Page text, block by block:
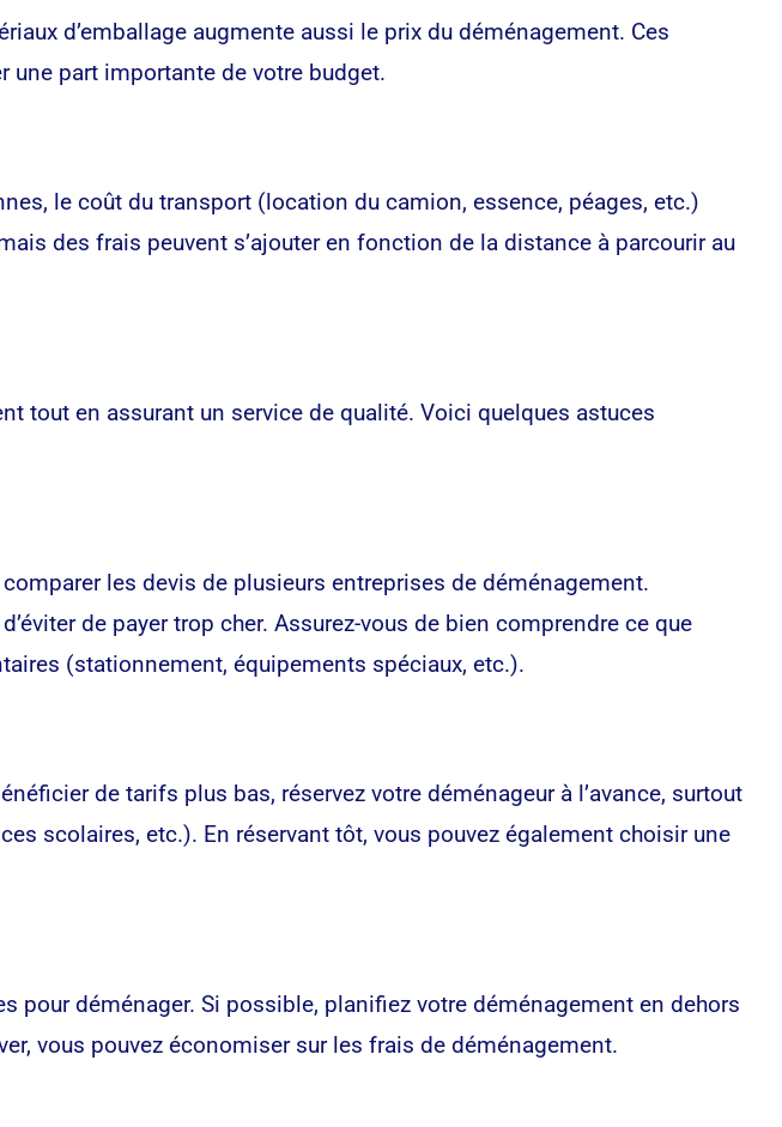
d’emballage augmente aussi le prix du déménagement. Ces
une part importante de votre budget.
le coût du transport (location du camion, essence, péages, etc.)
des frais peuvent s’ajouter en fonction de la distance à parcourir au
tout en assurant un service de qualité. Voici quelques astuces
les devis de plusieurs entreprises de déménagement.
de payer trop cher. Assurez-vous de bien comprendre ce que
(stationnement, équipements spéciaux, etc.).
de tarifs plus bas, réservez votre déménageur à l’avance, surtout
scolaires, etc.). En réservant tôt, vous pouvez également choisir une
pour déménager. Si possible, planifiez votre déménagement en dehors
vous pouvez économiser sur les frais de déménagement.